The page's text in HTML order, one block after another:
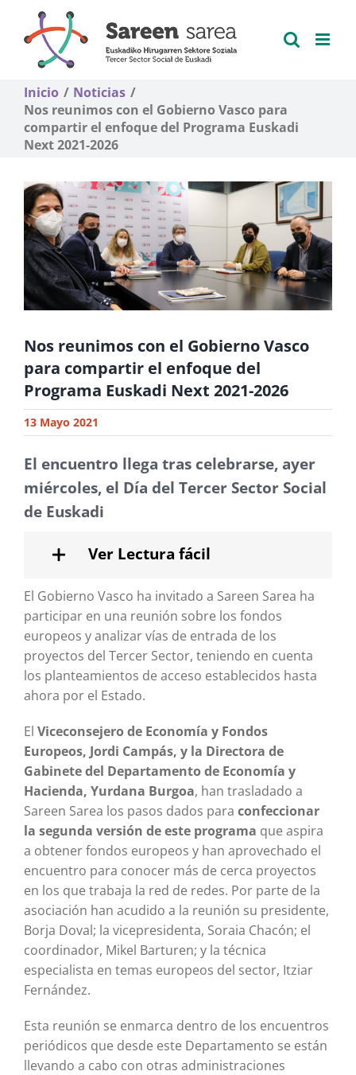
contenido
Inicio
Noticias
Nos reunimos con el Gobierno Vasco para
compartir el enfoque del Programa Euskadi
Next 2021-2026
Nos reunimos con el Gobierno Vasco
para compartir el enfoque del
Programa Euskadi Next 2021-2026
13 Mayo 2021
El encuentro llega tras celebrarse, ayer
miércoles, el Día del Tercer Sector Social
de Euskadi
Ver Lectura fácil
El Gobierno Vasco ha invitado a Sareen Sarea ha
participar en una reunión sobre los fondos
europeos y analizar vías de entrada de los
proyectos del Tercer Sector, teniendo en cuenta
los planteamientos de acceso establecidos hasta
ahora por el Estado.
El Viceconsejero de Economía y Fondos
Europeos, Jordi Campás, y la Directora de
Gabinete del Departamento de Economía y
Hacienda, Yurdana Burgoa, han trasladado a
Sareen Sarea los pasos dados para confeccionar
la segunda versión de este programa que aspira
a obtener fondos europeos y han aprovechado el
encuentro para conocer más de cerca proyectos
en los que trabaja la red de redes. Por parte de la
asociación han acudido a la reunión su presidente,
Borja Doval; la vicepresidenta, Soraia Chacón; el
coordinador, Mikel Barturen; y la técnica
especialista en temas europeos del sector, Itziar
Fernández.
Esta reunión se enmarca dentro de los encuentros
periódicos que desde este Departamento se están
llevando a cabo con otras administraciones